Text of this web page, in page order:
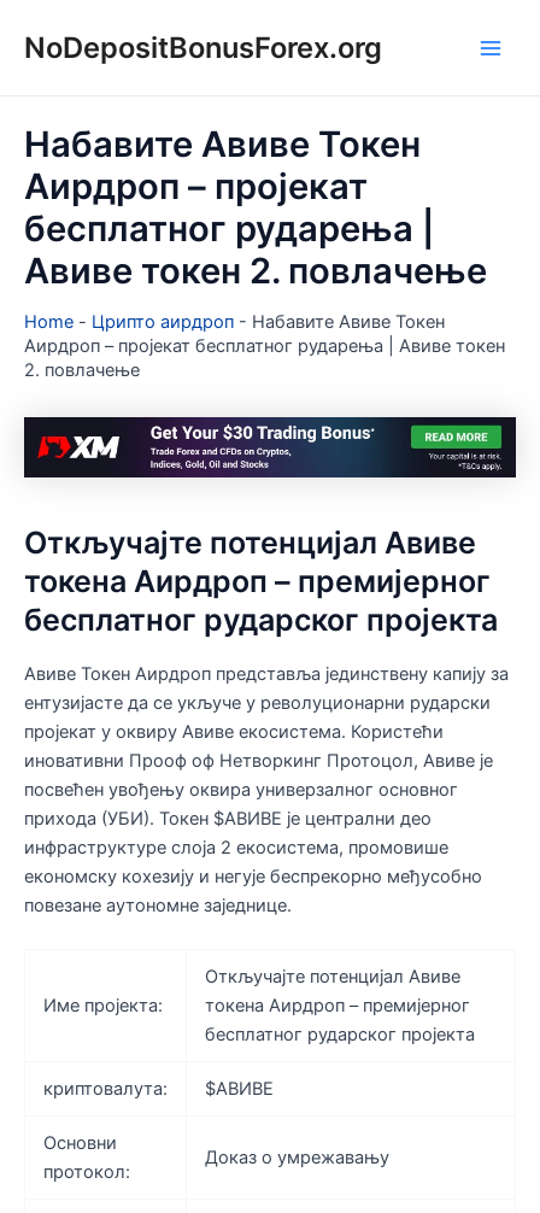
NoDepositBonusForex.org
Набавите Авиве Токен
Аирдроп – пројекат
бесплатног рударења |
Авиве токен 2. повлачење
Home - Црипто аирдроп - Набавите Авиве Токен
Аирдроп – пројекат бесплатног рударења | Авиве токен
2. повлачење
Откључајте потенцијал Авиве
токена Аирдроп – премијерног
бесплатног рударског пројекта
Авиве Токен Аирдроп представља јединствену капију за
ентузијасте да се укључе у револуционарни рударски
пројекат у оквиру Авиве екосистема. Користећи
иновативни Прооф оф Нетворкинг Протоцол, Авиве је
посвећен увођењу оквира универзалног основног
прихода (УБИ). Токен $АВИВЕ је централни део
инфраструктуре слоја 2 екосистема, промовише
економску кохезију и негује беспрекорно међусобно
повезане аутономне заједнице.
Име пројекта:
Откључајте потенцијал Авиве
токена Аирдроп – премијерног
бесплатног рударског пројекта
криптовалута: $АВИВЕ
Основни
протокол:
Доказ о умрежавању